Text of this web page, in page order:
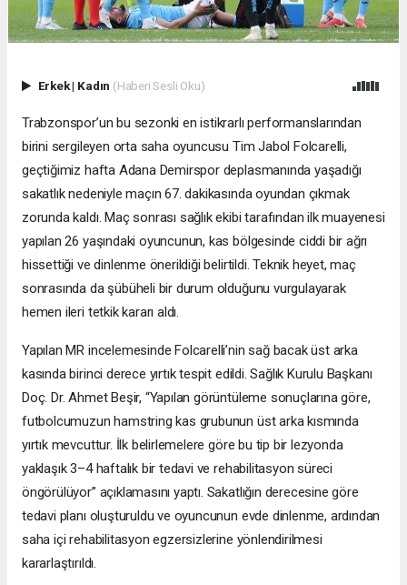
Erkek| Kadın (Haberi Sesli Oku)
Trabzonspor’un bu sezonki en istikrarlı performanslarından
birini sergileyen orta saha oyuncusu Tim Jabol Folcarelli,
geçtiğimiz hafta Adana Demirspor deplasmanında yaşadığı
sakatlık nedeniyle maçın 67. dakikasında oyundan çıkmak
zorunda kaldı. Maç sonrası sağlık ekibi tarafından ilk muayenesi
yapılan 26 yaşındaki oyuncunun, kas bölgesinde ciddi bir ağrı
hissettiği ve dinlenme önerildiği belirtildi. Teknik heyet, maç
sonrasında da şübüheli bir durum olduğunu vurgulayarak
hemen ileri tetkik kararı aldı.
Yapılan MR incelemesinde Folcarelli’nin sağ bacak üst arka
kasında birinci derece yırtık tespit edildi. Sağlık Kurulu Başkanı
Doç. Dr. Ahmet Beşir, “Yapılan görüntüleme sonuçlarına göre,
futbolcumuzun hamstring kas grubunun üst arka kısmında
yırtık mevcuttur. İlk belirlemelere göre bu tip bir lezyonda
yaklaşık 3–4 haftalık bir tedavi ve rehabilitasyon süreci
öngörülüyor” açıklamasını yaptı. Sakatlığın derecesine göre
tedavi planı oluşturuldu ve oyuncunun evde dinlenme, ardından
saha içi rehabilitasyon egzersizlerine yönlendirilmesi
kararlaştırıldı.